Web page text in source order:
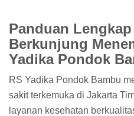
Panduan
Berkunjung
Yadika Pondok
RS Yadika Pondok Bambu
sakit terkemuka di Jakarta
layanan kesehatan